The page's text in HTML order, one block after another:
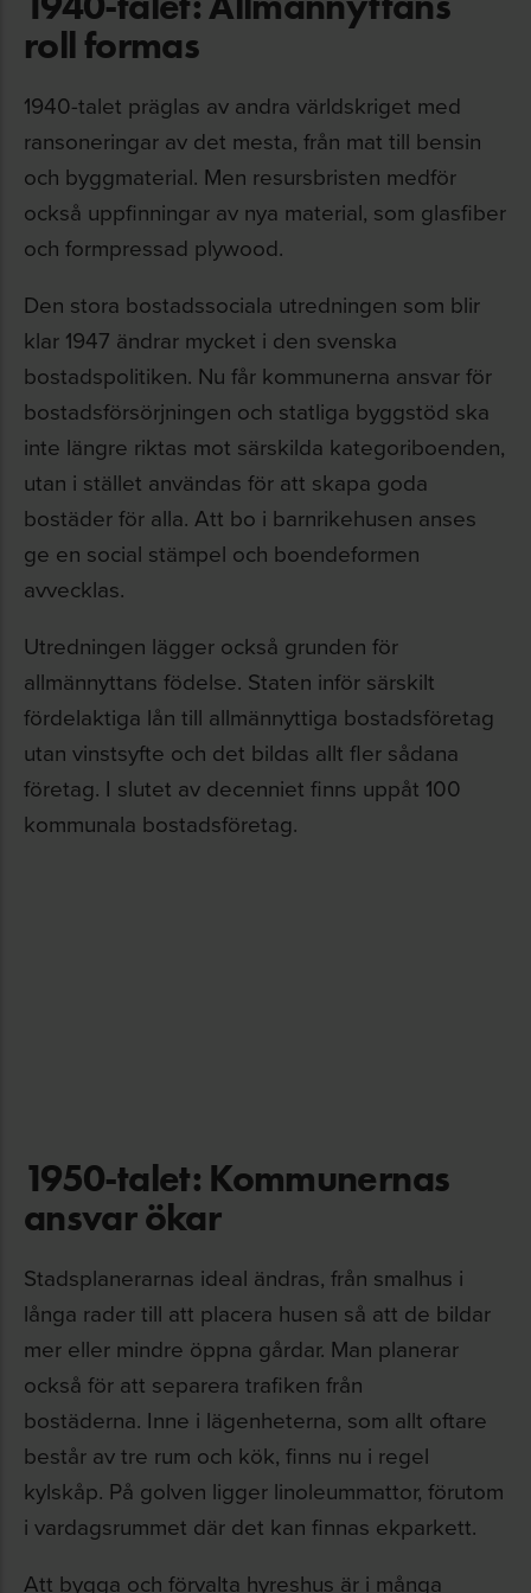
roll formas
1940-talet präglas av andra världskriget med
ransoneringar av det mesta, från mat till bensin
och byggmaterial. Men resursbristen medför
också uppfinningar av nya material, som glasfiber
och formpressad plywood.
Den stora bostadssociala utredningen som blir
klar 1947 ändrar mycket i den svenska
bostadspolitiken. Nu får kommunerna ansvar för
bostadsförsörjningen och statliga byggstöd ska
inte längre riktas mot särskilda kategoriboenden,
utan i stället användas för att skapa goda
bostäder för alla. Att bo i barnrikehusen anses
ge en social stämpel och boendeformen
avvecklas.
Utredningen lägger också grunden för
allmännyttans födelse. Staten inför särskilt
fördelaktiga lån till allmännyttiga bostadsföretag
utan vinstsyfte och det bildas allt fler sådana
företag. I slutet av decenniet finns uppåt 100
kommunala bostadsföretag.
1950-talet: Kommunernas
ansvar ökar
Stadsplanerarnas ideal ändras, från smalhus i
långa rader till att placera husen så att de bildar
mer eller mindre öppna gårdar. Man planerar
också för att separera trafiken från
bostäderna. Inne i lägenheterna, som allt oftare
består av tre rum och kök, finns nu i regel
kylskåp. På golven ligger linoleummattor, förutom
i vardagsrummet där det kan finnas ekparkett.
Att bygga och förvalta hyreshus är i många